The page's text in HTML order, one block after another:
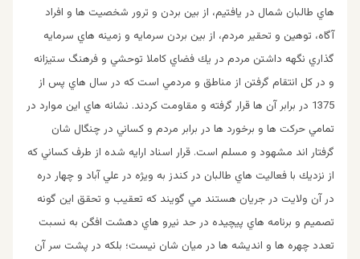
هاي طالبان شمال در يافتيم، از بين بردن و ترور شخصيت ها و افراد
آگاه، توهين و تحقير مردم، از بين بردن سرمايه و زمينه هاي سرمايه
گذاري نگهه داشتن مردم در يك فضاي كاملا توحشي و فرهنگ ستيزانه
و در كل انتقام گرفتن از مناطق و مردمي است كه در سال هاي پس از
1375 در برابر آن ها قرار گرفته و مقاومت كردند. نشانه هاي اين موارد در
تمامي حركت ها و برخورد ها در برابر مردم و كساني در چنگال شان
گرفتار اند مشهود و مسلم است. قرار اسناد ارايه شده از طرف كساني كه
از نزديك با فعاليت هاي طالبان در كندز به ويژه در علي آباد و چهار دره
در آن ولايت در جريان هستند مي گويند كه تعقيب و تحقق اين گونه
تصميم و برنامه هاي پيچيده در حد نيرو هاي دهشت افگن به نسبت
تعدد چهره ها و انديشه ها در ميان شان نيست؛ بلكه در پشت سر آن